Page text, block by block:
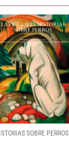
SOBRE PERROS